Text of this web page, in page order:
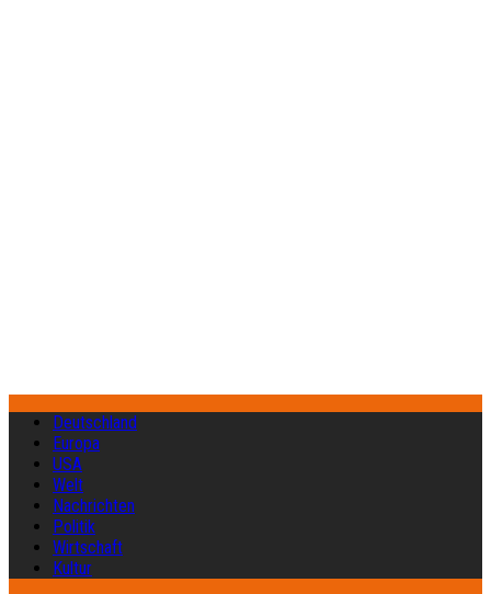
Deutschland
Europa
USA
Welt
Nachrichten
Politik
Wirtschaft
Kultur